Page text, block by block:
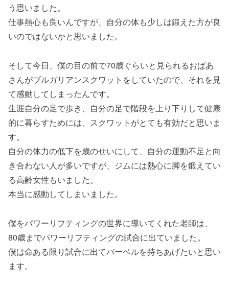
う思いました。
仕事熱心も良いんですが、自分の体も少しは鍛えた方が良
いのではないかと思いました。
そして今日、僕の目の前で70歳ぐらいと見られるおばあ
さんがブルガリアンスクワットをしていたので、それを見
て感動してしまったんです。
生涯自分の足で歩き、自分の足で階段を上り下りして健康
的に暮らすためには、スクワットがとても有効だと思いま
す。
自分の体力の低下を歳のせいにして、自分の運動不足と向
き合わない人が多いですが、ジムには熱心に脚を鍛えてい
る高齢女性もいました。
本当に感動してしまいました。
僕をパワーリフティングの世界に導いてくれた老師は、
80歳までパワーリフティングの試合に出ていました。
僕は命ある限り試合に出てバーベルを持ちあげたいと思い
ます。